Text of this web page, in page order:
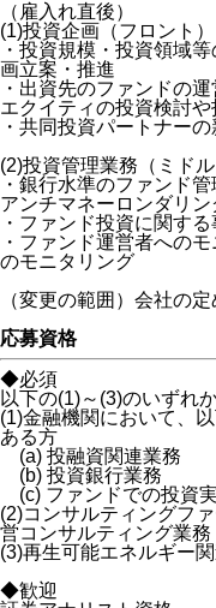
（雇入れ直後）
(1)投資企画（フロント）
・投資規模・投資領域
画立案・推進
・出資先のファンドの
エクイティの投資検討
・共同投資パートナー
(2)投資管理業務（ミドル
・銀行水準のファンド
アンチマネーロンダリン
・ファンド投資に関す
・ファンド運営者への
のモニタリング
（変更の範囲）会社の
応募資格
◆必須
以下の(1)～(3)のいずれ
(1)金融機関において、
ある方
(a) 投融資関連業務
(b) 投資銀行業務
(c) ファンドでの投資
(2)コンサルティングフ
営コンサルティング業
(3)再生可能エネルギー
◆歓迎